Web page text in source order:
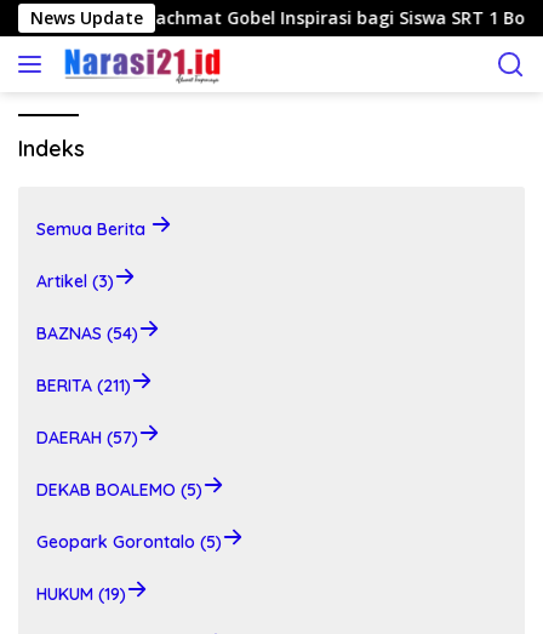
a
News Update
Jadikan Rachmat Gobel Inspirasi bagi Siswa SRT 1
Indeks
Semua Berita
Artikel (3)
BAZNAS (54)
BERITA (211)
DAERAH (57)
DEKAB BOALEMO (5)
Geopark Gorontalo (5)
HUKUM (19)